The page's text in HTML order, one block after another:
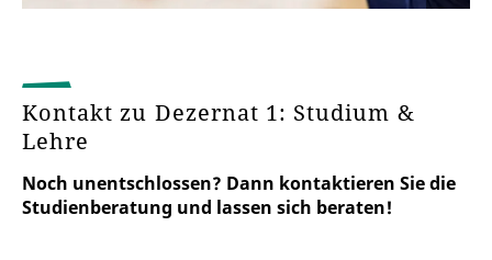
Kontakt zu Dezernat 1: Studium &
Lehre
Noch unentschlossen? Dann kontaktieren Sie die
Studienberatung und lassen sich beraten!